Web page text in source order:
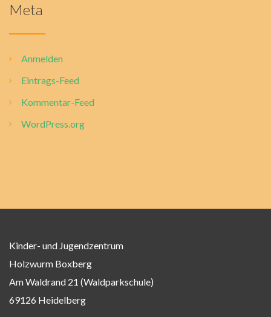
Meta
Anmelden
Eintrags-Feed
Kommentar-Feed
WordPress.org
Kinder- und Jugendzentrum
Holzwurm Boxberg
Am Waldrand 21 (Waldparkschule)
69126 Heidelberg